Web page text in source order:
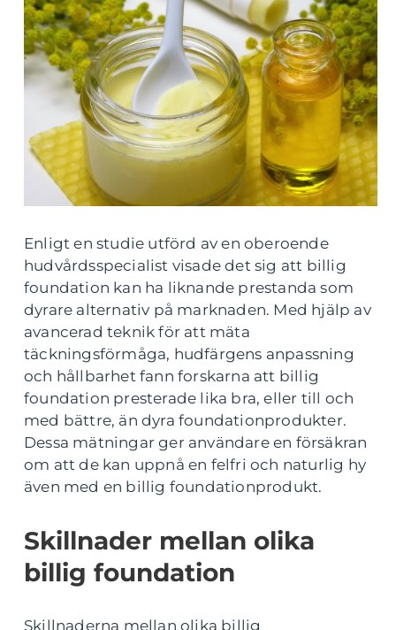
Enligt en studie utförd av en oberoende
hudvårdsspecialist visade det sig att billig
foundation kan ha liknande prestanda som
dyrare alternativ på marknaden. Med hjälp av
avancerad teknik för att mäta
täckningsförmåga, hudfärgens anpassning
och hållbarhet fann forskarna att billig
foundation presterade lika bra, eller till och
med bättre, än dyra foundationprodukter.
Dessa mätningar ger användare en försäkran
om att de kan uppnå en felfri och naturlig hy
även med en billig foundationprodukt.
Skillnader mellan olika
billig foundation
Skillnaderna mellan olika billig